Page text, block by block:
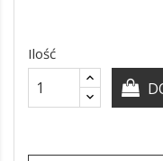
Ilość